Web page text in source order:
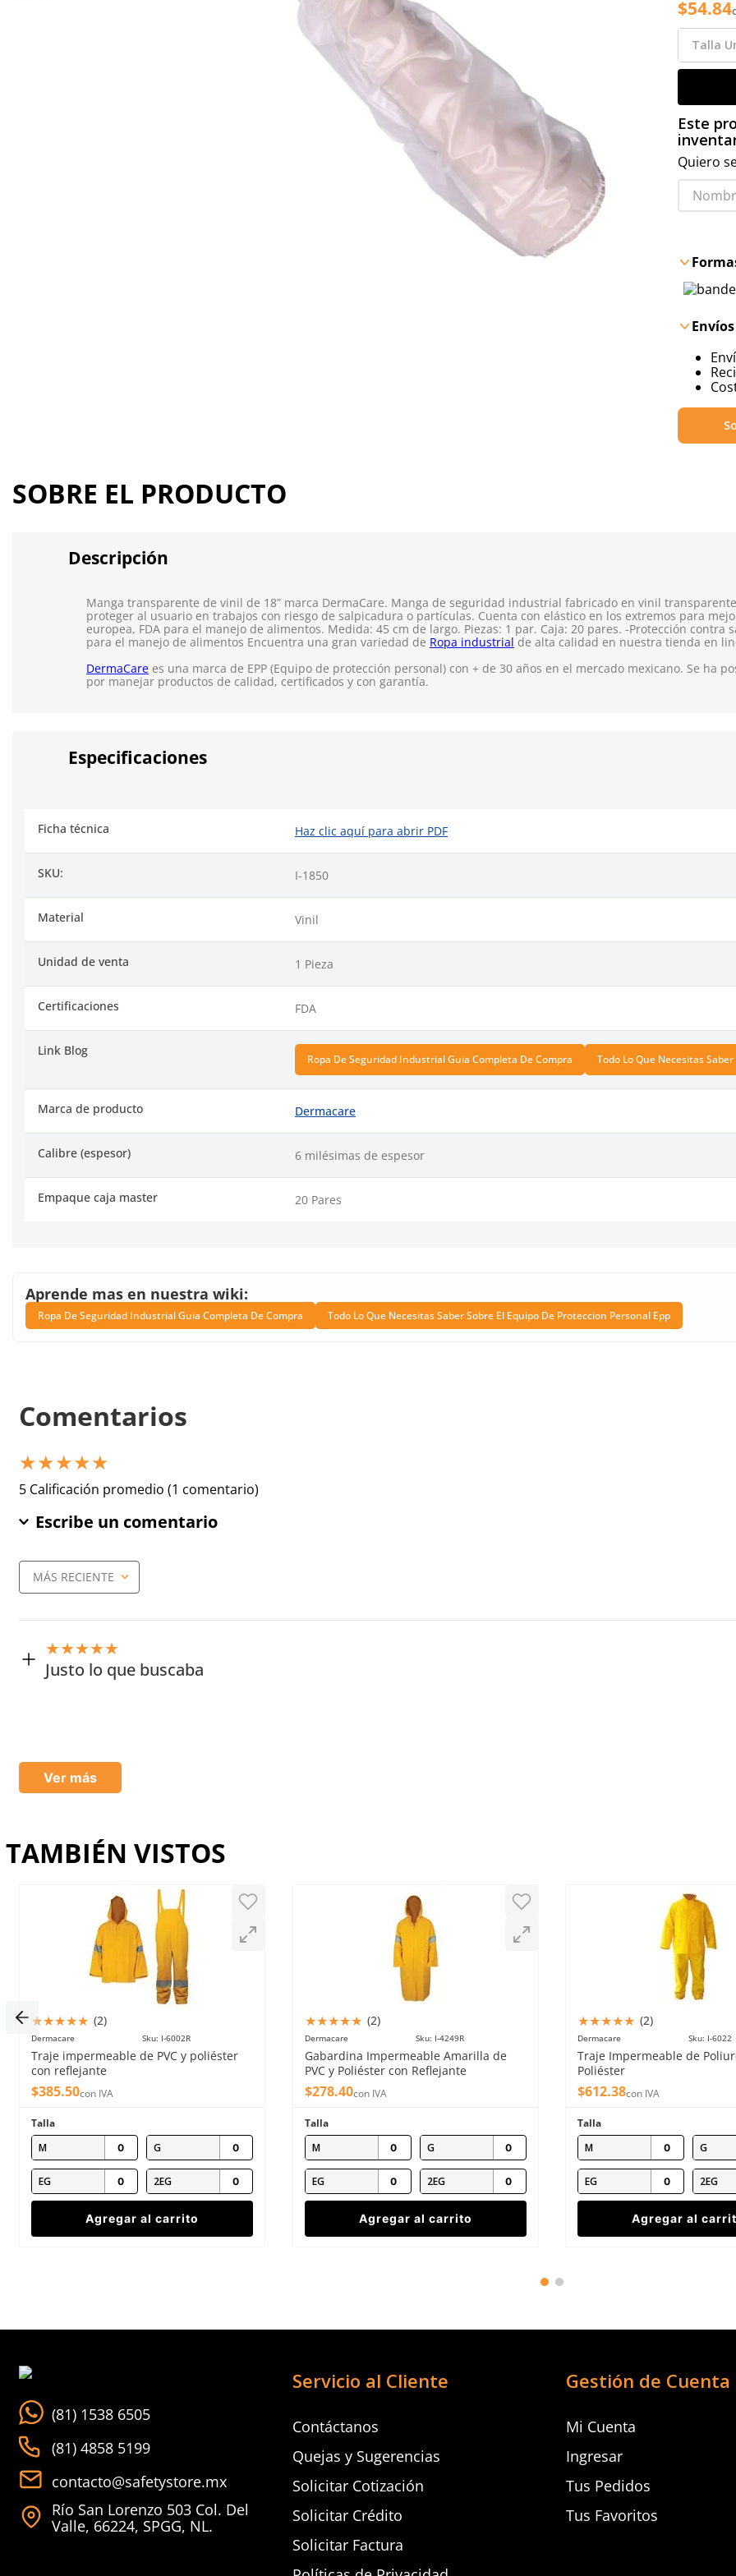
$54.84
Talla
Este
Quiero
SOBRE EL PRODUCTO
Descripción
Manga transparente de vinil de 18” marca DermaCare. Manga de seguridad industrial fabricado en vinil
proteger al usuario en trabajos con riesgo de salpicadura o partículas. Cuenta con elástico en los extremos para
europea, FDA para el manejo de alimentos. Medida: 45 cm de largo. Piezas: 1 par. Caja: 20 pares. -Protección contra
para el manejo de alimentos Encuentra una gran variedad de Ropa industrial de alta calidad en nuestra tienda en
DermaCare es una marca de EPP (Equipo de protección personal) con + de 30 años en el mercado mexicano. Se ha
por manejar productos de calidad, certificados y con garantía.
Especificaciones
Ficha técnica Haz clic aquí para abrir PDF
SKU: I-1850
Material Vinil
Unidad de venta 1 Pieza
Certificaciones FDA
Link Blog
Ropa De Seguridad Industrial Guia Completa De Compra Todo Lo Que Necesitas
Marca de producto Dermacare
Calibre (espesor) 6 milésimas de espesor
Empaque caja master 20 Pares
Aprende mas en nuestra wiki:
Ropa De Seguridad Industrial Guia Completa De Compra Todo Lo Que Necesitas Saber Sobre El Equipo De Proteccion Personal Epp
Comentarios
★★★★★
5 Calificación promedio (1 comentario)
Escribe un comentario
Agregar comentario
Título
Enviar comentario
MÁS RECIENTE
★★★★★
Justo lo que buscaba
Ver más
TAMBIÉN VISTOS
★★★★★ (2)
Dermacare Sku: I-6002R
Traje impermeable de PVC y poliéster
con reflejante
$385.50con IVA
Talla
M
G
EG 2EG
Agregar al carrito
★★★★★ (2)
Dermacare Sku: I-4249R
Gabardina Impermeable Amarilla de
PVC y Poliéster con Reflejante
$278.40con IVA
Talla
M
G
EG 2EG
Agregar al carrito
★★★★★ (2)
Dermacare Sku: I-6022
Traje Impermeable de
Poliéster
$612.38con IVA
Talla
M
G
EG 2EG
Agregar al
(81) 1538 6505
(81) 4858 5199
contacto@safetystore.mx
Río San Lorenzo 503 Col. Del
Valle, 66224, SPGG, NL.
Servicio al Cliente
Contáctanos
Quejas y Sugerencias
Solicitar Cotización
Solicitar Crédito
Solicitar Factura
Gestión de Cuenta
Mi Cuenta
Ingresar
Tus Pedidos
Tus Favoritos